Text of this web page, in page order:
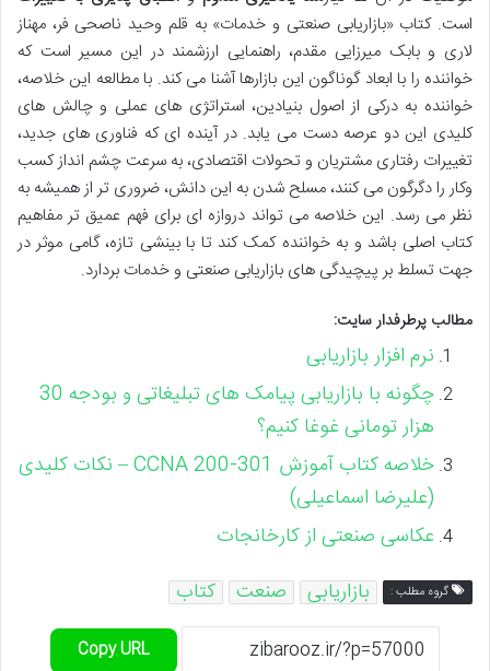
است. کتاب «بازاریابی صنعتی و خدمات» به قلم وحید ناصحی فر، مهناز
لاری و بابک میرزایی مقدم، راهنمایی ارزشمند در این مسیر است که
خواننده را با ابعاد گوناگون این بازارها آشنا می کند. با مطالعه این خلاصه،
خواننده به درکی از اصول بنیادین، استراتژی های عملی و چالش های
کلیدی این دو عرصه دست می یابد. در آینده ای که فناوری های جدید،
تغییرات رفتاری مشتریان و تحولات اقتصادی، به سرعت چشم انداز کسب
وکار را دگرگون می کنند، مسلح شدن به این دانش، ضروری تر از همیشه به
نظر می رسد. این خلاصه می تواند دروازه ای برای فهم عمیق تر مفاهیم
کتاب اصلی باشد و به خواننده کمک کند تا با بینشی تازه، گامی موثر در
جهت تسلط بر پیچیدگی های بازاریابی صنعتی و خدمات بردارد.
مطالب پرطرفدار سایت:
نرم افزار بازاریابی
چگونه با بازاریابی پیامک های تبلیغاتی و بودجه 30
هزار تومانی غوغا کنیم؟
خلاصه کتاب آموزش CCNA 200-301 – نکات کلیدی
(علیرضا اسماعیلی)
عکاسی صنعتی از کارخانجات
گروه مطلب : بازاریابی صنعت کتاب
Copy URL